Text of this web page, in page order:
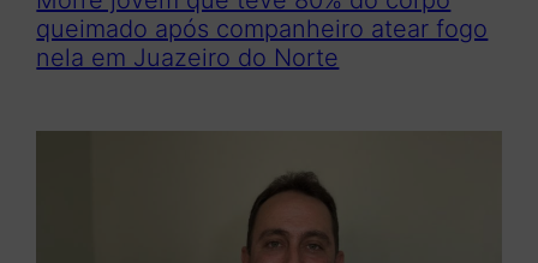
queimado após companheiro atear fogo
nela em Juazeiro do Norte